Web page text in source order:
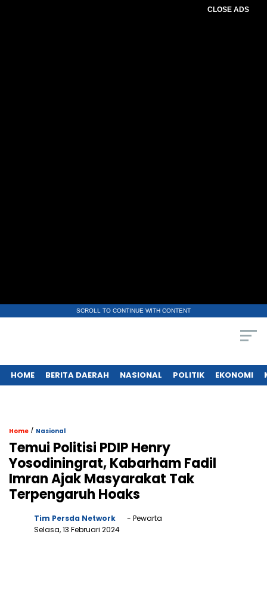
CLOSE ADS
SCROLL TO CONTINUE WITH CONTENT
HOME BERITA DAERAH NASIONAL POLITIK EKONOMI
Home / Nasional
Temui Politisi PDIP Henry
Yosodiningrat, Kabarham Fadil
Imran Ajak Masyarakat Tak
Terpengaruh Hoaks
Tim Persda Network
- Pewarta
Selasa, 13 Februari 2024